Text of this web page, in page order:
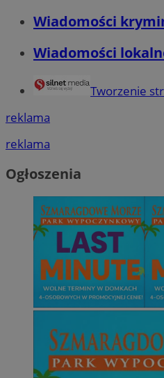
Wiadomości
Wiadomości
Tworzenie
reklama
reklama
Ogłoszenia